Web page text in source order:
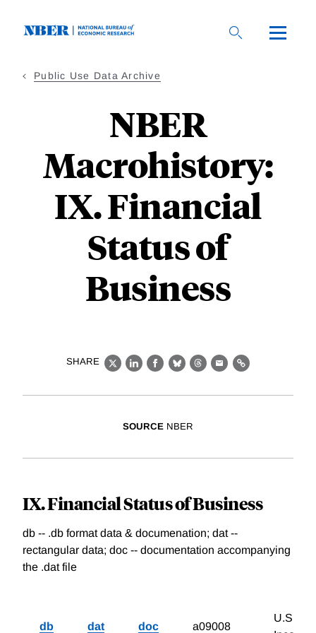
Public Use Data Archive
NBER
Macrohistory:
IX. Financial
Status of
Business
SHARE
X LinkedIn
Facebook
BlueskyThreads
EmailLink
SOURCE NBER
IX. Financial Status of Business
db -- .db format data & documenation; dat --
rectangular data; doc -- documentation accompanying
the .dat file
db dat doc a09008
U.S.